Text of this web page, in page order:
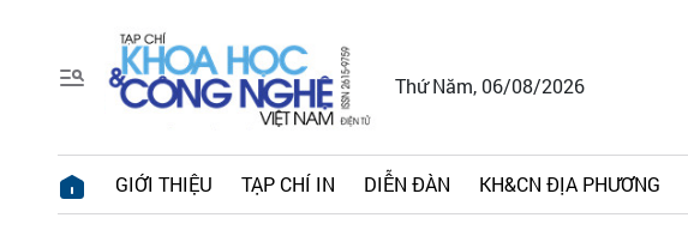
Thứ Năm, 06/08/2026
GIỚI THIỆU TẠP CHÍ IN DIỄN ĐÀN KH&CN ĐỊA PHƯƠNG